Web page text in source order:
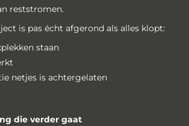
reststromen.
is pas écht afgerond als alles klopt:
staan
netjes is achtergelaten
die verder gaat